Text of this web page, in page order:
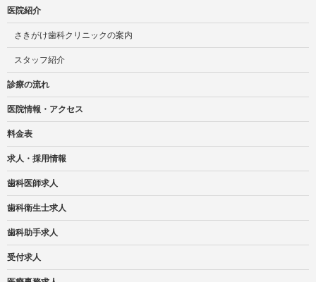
医院紹介
さきがけ歯科クリニックの案内
スタッフ紹介
診療の流れ
医院情報・アクセス
料金表
求人・採用情報
歯科医師求人
歯科衛生士求人
歯科助手求人
受付求人